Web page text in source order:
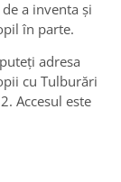
a inventa şi
în parte.
adresa
cu Tulburări
Accesul este